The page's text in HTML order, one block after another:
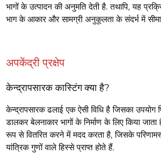
भागों के उत्पादन की अनुमति देती है. तथापि, यह
भाग के आकार और सामग्री अनुकूलता के संदर्भ में
अपकेंद्री प्रक्षेप
केन्द्रापसारक कास्टिंग क्या है?
केन्द्रापसारक ढलाई एक ऐसी विधि है जिसका
डालकर बेलनाकार भागों के निर्माण के लिए किया
रूप से वितरित करने में मदद करता है, जिसके
यांत्रिक गुणों वाले हिस्से प्राप्त होते हैं.